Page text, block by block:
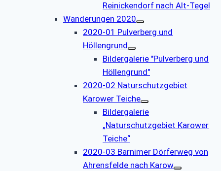
Reinickendorf nach Alt-Tegel
Wanderungen 2020
2020-01 Pulverberg und
Höllengrund
Bildergalerie "Pulverberg und
Höllengrund"
2020-02 Naturschutzgebiet
Karower Teiche
Bildergalerie
„Naturschutzgebiet Karower
Teiche“
2020-03 Barnimer Dörferweg von
Ahrensfelde nach Karow